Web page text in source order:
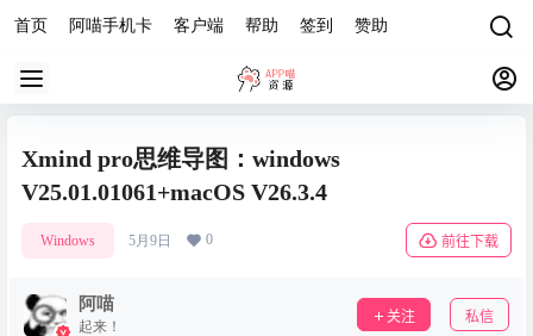
首页 阿喵手机卡 客户端 帮助 签到 赞助
Xmind pro思维导图：windows
V25.01.01061+macOS V26.3.4
Windows 5月9日 0 前往下载
阿喵
起来！
关注 私信